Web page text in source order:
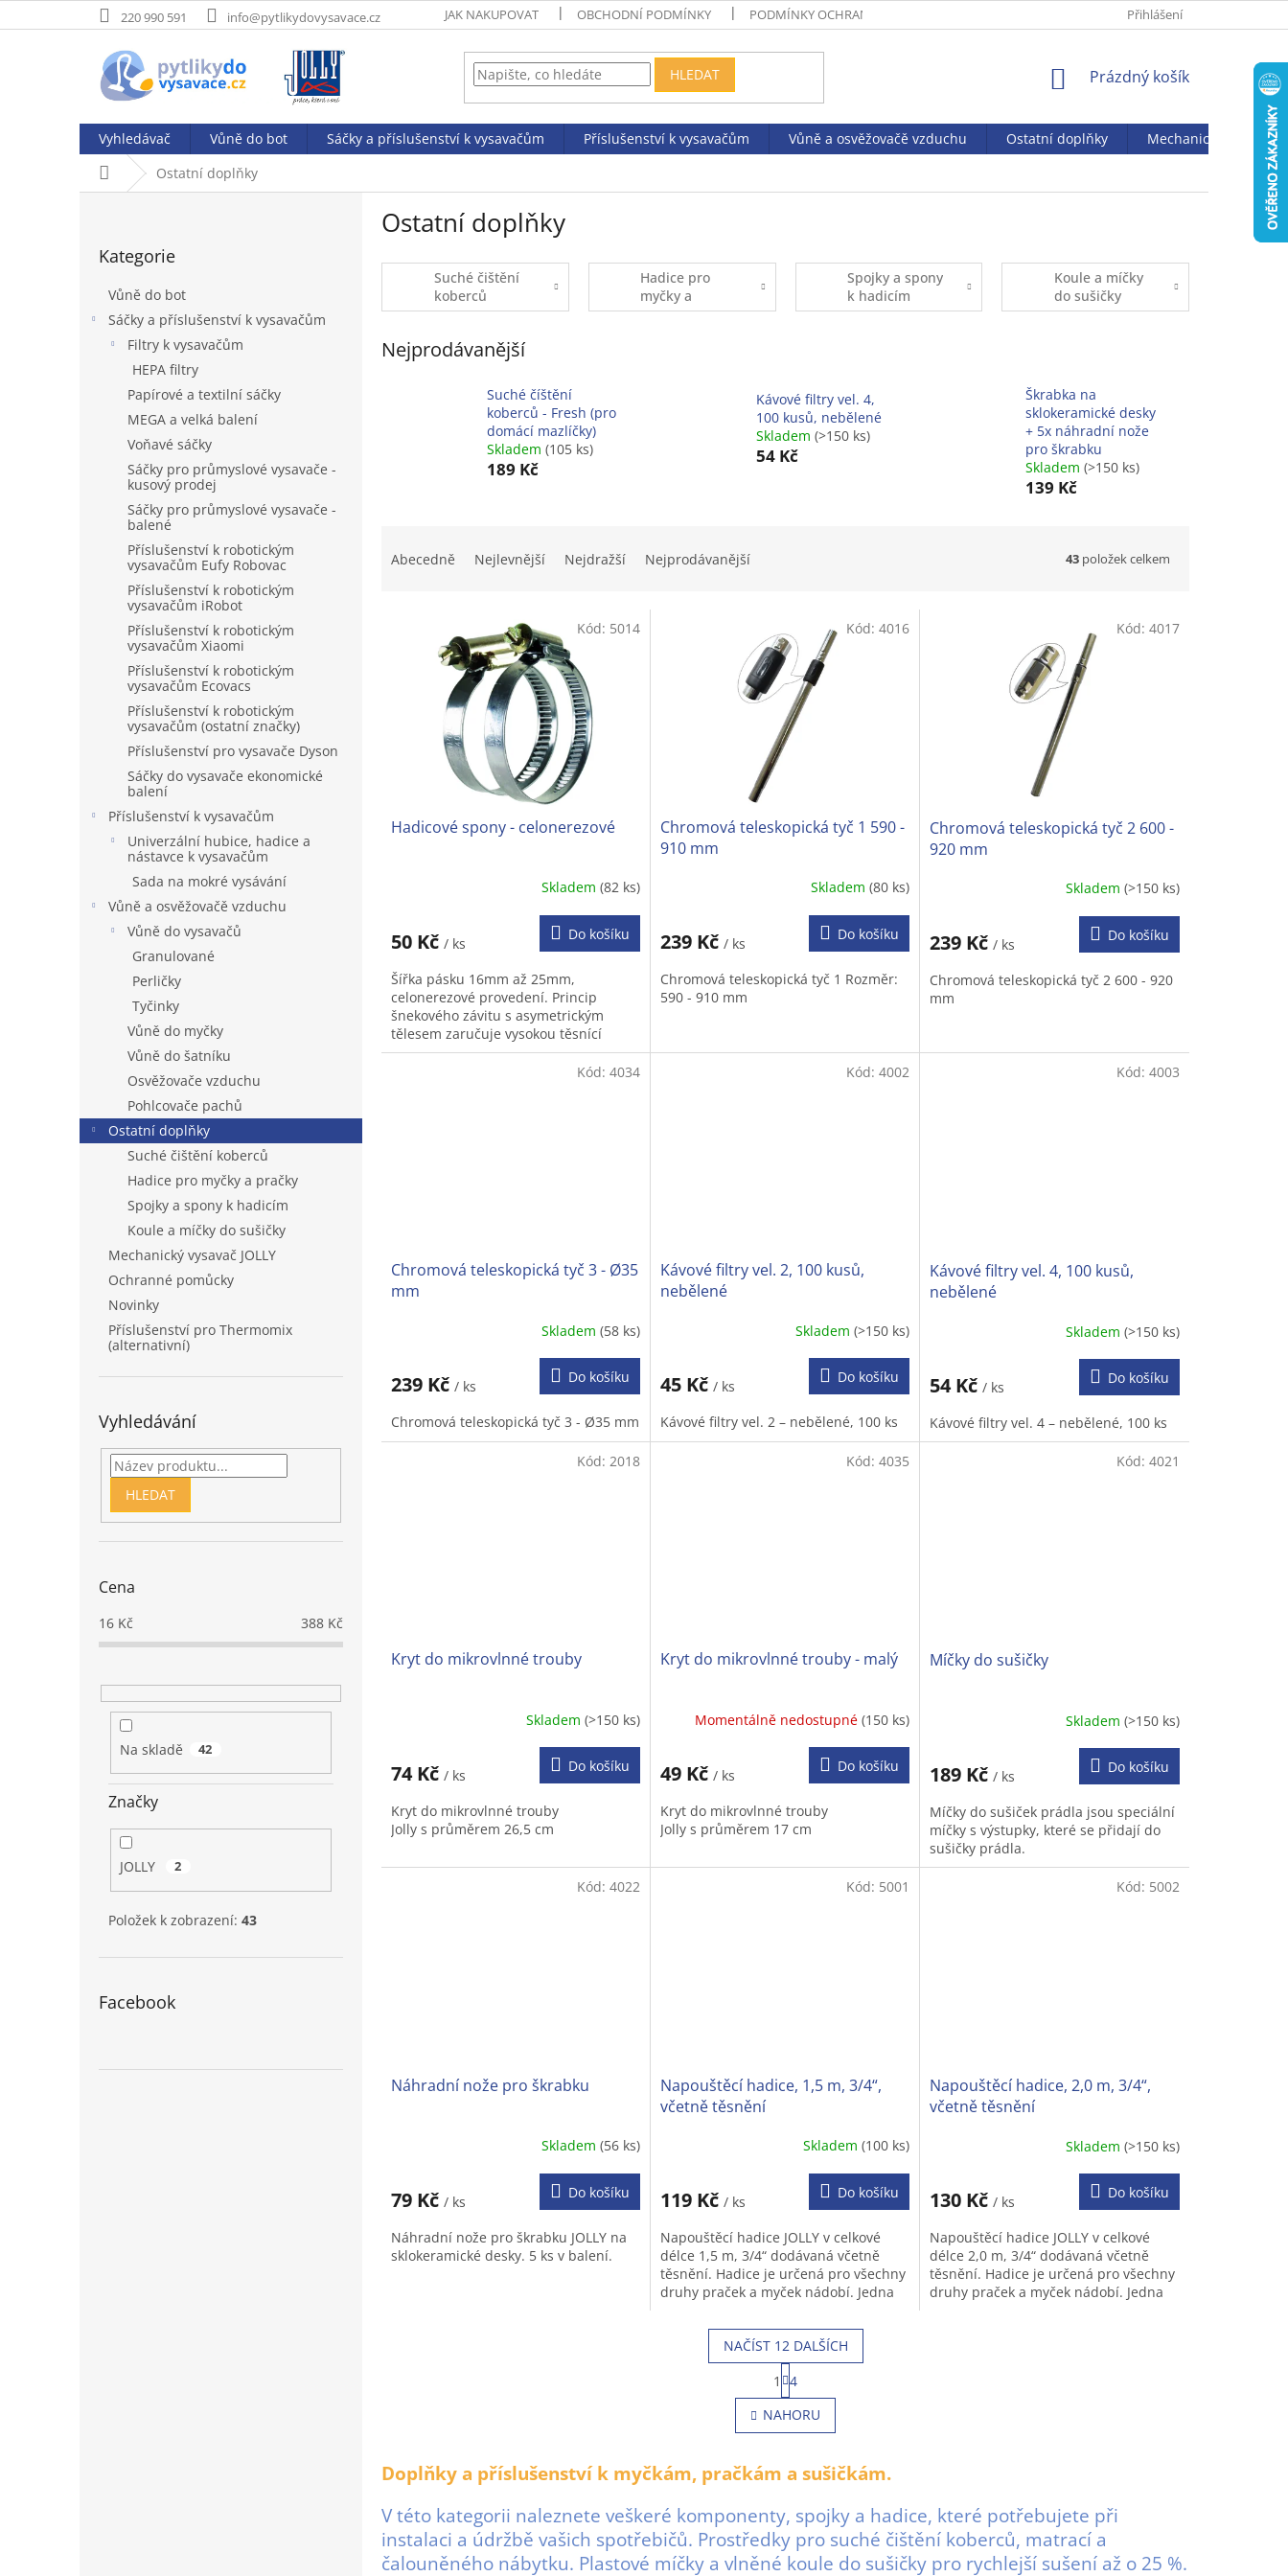
na
220 990 591 info@pytlikydovysavace.cz JAK NAKUPOVAT OBCHODNÍ PODMÍNKY PODMÍNKY OCHRANY OSOBNÍCH ÚDAJŮ Přihlášení
HLEDAT
NÁKUPNÍ
Prázdný košík
Vyhledávač Vůně do bot Sáčky a příslušenství k vysavačům Příslušenství k vysavačům Vůně a osvěžovačě vzduchu Ostatní doplňky
Mechanický vysavač
Domů Ostatní doplňky
kategorie
Kategorie
Vůně do bot
Sáčky a příslušenství k vysavačům
Filtry k vysavačům
HEPA filtry
Papírové a textilní sáčky
MEGA a velká balení
Voňavé sáčky
Sáčky pro průmyslové vysavače -
kusový prodej
Sáčky pro průmyslové vysavače -
balené
Příslušenství k robotickým
vysavačům Eufy Robovac
Příslušenství k robotickým
vysavačům iRobot
Příslušenství k robotickým
vysavačům Xiaomi
Příslušenství k robotickým
vysavačům Ecovacs
Příslušenství k robotickým
vysavačům (ostatní značky)
Příslušenství pro vysavače Dyson
Sáčky do vysavače ekonomické
balení
Příslušenství k vysavačům
Univerzální hubice, hadice a
nástavce k vysavačům
Sada na mokré vysávání
Vůně a osvěžovačě vzduchu
Vůně do vysavačů
Granulované
Perličky
Tyčinky
Vůně do myčky
Vůně do šatníku
Osvěžovače vzduchu
Pohlcovače pachů
Ostatní doplňky
Suché čištění koberců
Hadice pro myčky a pračky
Spojky a spony k hadicím
Koule a míčky do sušičky
Mechanický vysavač JOLLY
Ochranné pomůcky
Novinky
Příslušenství pro Thermomix
(alternativní)
Vyhledávání
HLEDAT
Cena
16 Kč 388 Kč
Na skladě 42
Značky
JOLLY 2
Položek k zobrazení: 43
Facebook
Ostatní doplňky
Suché čištění
koberců
Hadice pro
myčky a
pračky
Spojky a spony
k hadicím
Koule a míčky
do sušičky
Nejprodávanější
Suché číštění
koberců - Fresh (pro
domácí mazlíčky)
Skladem (105 ks)
189 Kč
Kávové filtry vel. 4,
100 kusů, nebělené
Skladem (>150 ks)
54 Kč
Škrabka na
sklokeramické desky
+ 5x náhradní nože
pro škrabku
Skladem (>150 ks)
139 Kč
Abecedně Nejlevnější Nejdražší Nejprodávanější 43 položek celkem
Hadicové spony - celonerezové
Skladem (82 ks)
50 Kč / ks
Do košíku
Šířka pásku 16mm až 25mm,
celonerezové provedení. Princip
šnekového závitu s asymetrickým
tělesem zaručuje vysokou těsnící
spolehlivost. materiál: nerezová ocel.
Kód: 5014
Chromová teleskopická tyč 1 590 -
910 mm
Skladem (80 ks)
239 Kč / ks
Do košíku
Chromová teleskopická tyč 1 Rozměr:
590 - 910 mm
Kód: 4016
Chromová teleskopická tyč 2 600 -
920 mm
Skladem (>150 ks)
239 Kč / ks
Do košíku
Chromová teleskopická tyč 2 600 - 920
mm
Kód: 4017
Chromová teleskopická tyč 3 - Ø35
mm
Skladem (58 ks)
239 Kč / ks
Do košíku
Chromová teleskopická tyč 3 - Ø35 mm
Kód: 4034
Kávové filtry vel. 2, 100 kusů,
nebělené
Skladem (>150 ks)
45 Kč / ks
Do košíku
Kávové filtry vel. 2 – nebělené, 100 ks
Kód: 4002
Kávové filtry vel. 4, 100 kusů,
nebělené
Skladem (>150 ks)
54 Kč / ks
Do košíku
Kávové filtry vel. 4 – nebělené, 100 ks
Kód: 4003
Kryt do mikrovlnné trouby
je
z
5
Skladem (>150 ks)
74 Kč / ks
Do košíku
Kryt do mikrovlnné trouby
Jolly s průměrem 26,5 cm
Kód: 2018
Kryt do mikrovlnné trouby - malý
Momentálně nedostupné (150 ks)
49 Kč / ks
Do košíku
Kryt do mikrovlnné trouby
Jolly s průměrem 17 cm
Kód: 4035
Míčky do sušičky
je
z
5
hvězdiček.
Skladem (>150 ks)
189 Kč / ks
Do košíku
Míčky do sušiček prádla jsou speciální
míčky s výstupky, které se přidají do
sušičky prádla.
Kód: 4021
Náhradní nože pro škrabku
Skladem (56 ks)
79 Kč / ks
Do košíku
Náhradní nože pro škrabku JOLLY na
sklokeramické desky. 5 ks v balení.
Kód: 4022
Napouštěcí hadice, 1,5 m, 3/4“,
včetně těsnění
Skladem (100 ks)
119 Kč / ks
Do košíku
Napouštěcí hadice JOLLY v celkové
délce 1,5 m, 3/4“ dodávaná včetně
těsnění. Hadice je určená pro všechny
druhy praček a myček nádobí. Jedna
Kód: 5001
Napouštěcí hadice, 2,0 m, 3/4“,
včetně těsnění
Skladem (>150 ks)
130 Kč / ks
Do košíku
Napouštěcí hadice JOLLY v celkové
délce 2,0 m, 3/4“ dodávaná včetně
těsnění. Hadice je určená pro všechny
druhy praček a myček nádobí. Jedna
Kód: 5002
O
v
l
a
í
p
r
v
NAČÍST 12 DALŠÍCH
S
t
r
á
n
o
v
n
1
4
NAHORU
Doplňky a příslušenství k myčkám, pračkám a sušičkám.
V této kategorii naleznete veškeré komponenty, spojky a hadice, které potřebujete při
instalaci a údržbě vašich spotřebičů. Prostředky pro suché čištění koberců, matrací a
čalouněného nábytku. Plastové míčky a vlněné koule do sušičky pro rychlejší sušení až o 25 %.